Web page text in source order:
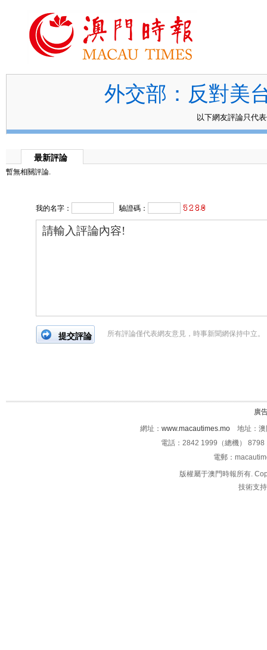
外交部：反對美
以下網友評論只代
最新評論
暫無相關評論.
我的名字： 驗證碼：
所有評論僅代表網友意見，時事新聞網保持中立。
廣
網址： www.macautimes.mo 地址：澳
電話：2842 1999（總機）
電郵：
版權屬于澳門時報所有.
技術支